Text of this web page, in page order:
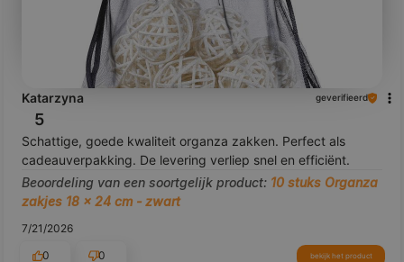
Katarzyna geverifieerd
5
Schattige, goede kwaliteit organza zakken. Perfect als
cadeauverpakking. De levering verliep snel en efficiënt.
Beoordeling van een soortgelijk product: 10 stuks Organza
zakjes 18 x 24 cm - zwart
7/21/2026
0
0 bekijk het product